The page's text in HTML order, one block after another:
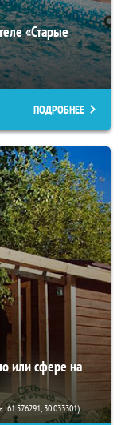
«Старые
ПОДРОБНЕЕ
или сфере на
61.576291, 30.033301)